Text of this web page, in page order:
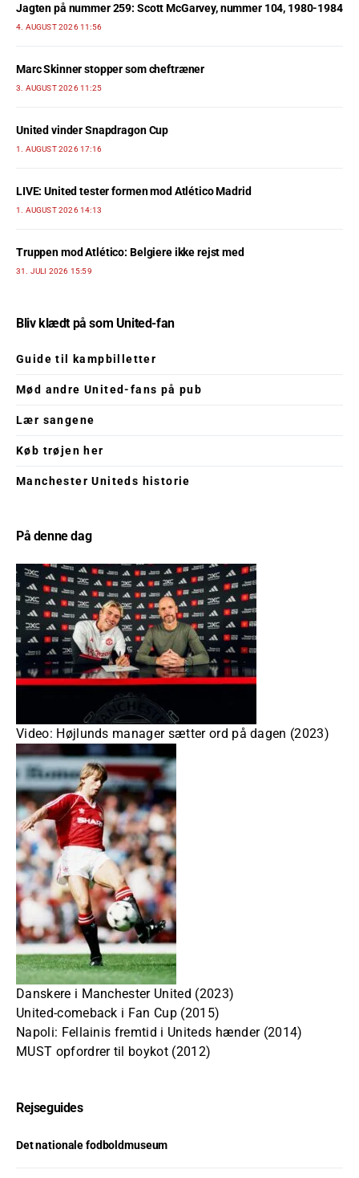
Jagten på nummer 259: Scott McGarvey, nummer 104, 1980-1984
4. AUGUST 2026 11:56
Marc Skinner stopper som cheftræner
3. AUGUST 2026 11:25
United vinder Snapdragon Cup
1. AUGUST 2026 17:16
LIVE: United tester formen mod Atlético Madrid
1. AUGUST 2026 14:13
Truppen mod Atlético: Belgiere ikke rejst med
31. JULI 2026 15:59
Bliv klædt på som United-fan
Guide til kampbilletter
Mød andre United-fans på pub
Lær sangene
Køb trøjen her
Manchester Uniteds historie
På denne dag
Video: Højlunds manager sætter ord på dagen (2023)
Danskere i Manchester United (2023)
United-comeback i Fan Cup (2015)
Napoli: Fellainis fremtid i Uniteds hænder (2014)
MUST opfordrer til boykot (2012)
Rejseguides
Det nationale fodboldmuseum